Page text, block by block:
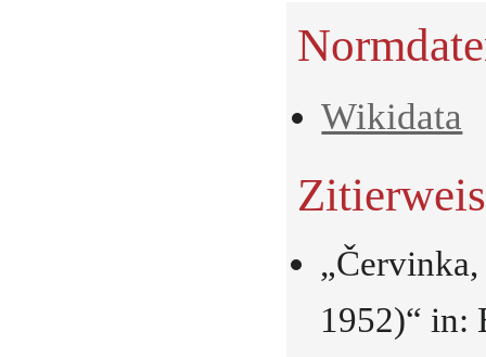
Wikidata
1952)“ in: